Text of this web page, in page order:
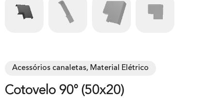
Acessórios canaletas, Material Elétrico
Cotovelo 90° (50x20)